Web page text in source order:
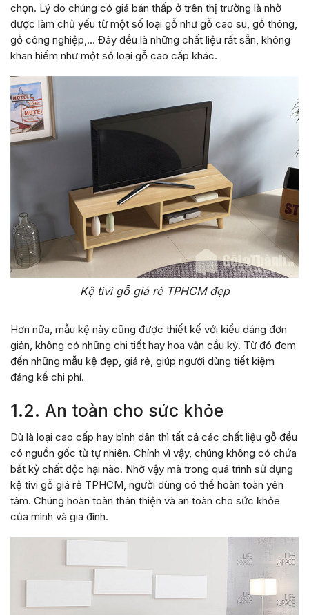
chọn. Lý do chúng có giá bán thấp ở trên thị trường là nhờ
được làm chủ yếu từ một số loại gỗ như gỗ cao su, gỗ thông,
gỗ công nghiệp,… Đây đều là những chất liệu rất sẵn, không
khan hiếm như một số loại gỗ cao cấp khác.
Kệ tivi gỗ giá rẻ TPHCM đẹp
Hơn nữa, mẫu kệ này cũng được thiết kế với kiểu dáng đơn
giản, không có những chi tiết hay hoa văn cầu kỳ. Từ đó đem
đến những mẫu kệ đẹp, giá rẻ, giúp người dùng tiết kiệm
đáng kể chi phí.
1.2. An toàn cho sức khỏe
Dù là loại cao cấp hay bình dân thì tất cả các chất liệu gỗ đều
có nguồn gốc từ tự nhiên. Chính vì vậy, chúng không có chứa
bất kỳ chất độc hại nào. Nhờ vậy mà trong quá trình sử dụng
kệ tivi gỗ giá rẻ TPHCM, người dùng có thể hoàn toàn yên
tâm. Chúng hoàn toàn thân thiện và an toàn cho sức khỏe
của mình và gia đình.